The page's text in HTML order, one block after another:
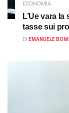
ECONOMIA
L’Ue vara
tasse sui
DI EMANUELE